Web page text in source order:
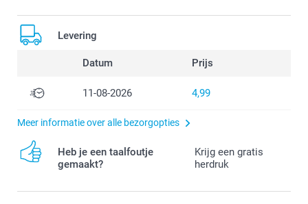
Levering
Datum Prijs
11-08-2026 4,99
Meer informatie over alle bezorgopties
Heb je een taalfoutje
gemaakt?
Krijg een gratis
herdruk